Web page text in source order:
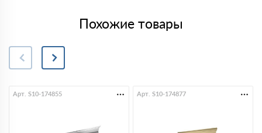
Похожие товары
Арт. S10-174855 Арт. S10-174877